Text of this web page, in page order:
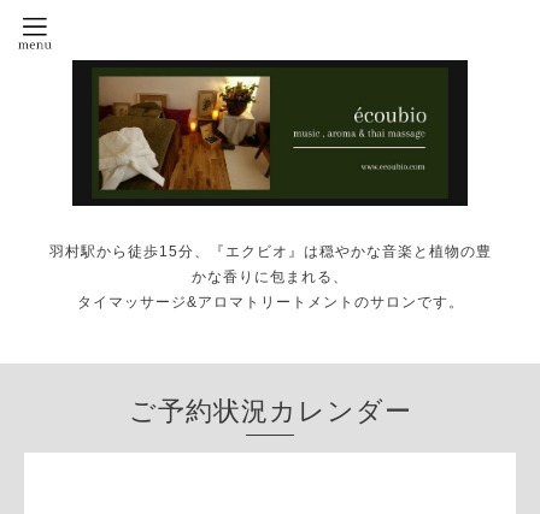
羽村駅から徒歩15分、『エクビオ』は穏やかな音楽と植物の豊
かな香りに包まれる、
タイマッサージ&アロマトリートメントのサロンです。
ご予約状況カレンダー